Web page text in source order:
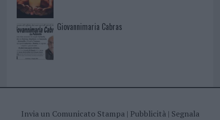
Giovannimaria Cabras
Invia un Comunicato Stampa| Pubblicità| Segnala